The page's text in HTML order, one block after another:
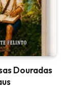
Douradas